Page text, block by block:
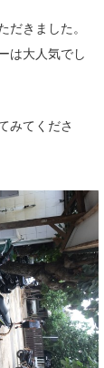
きました。
は大人気でし
みてくださ